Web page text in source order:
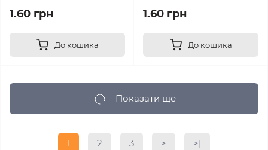
1.60 грн
До кошика
1.60 грн
До кошика
Показати ще
1 2 3 > >|